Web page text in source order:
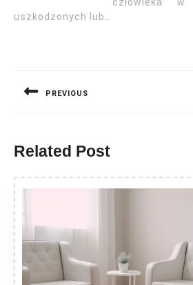
uszkodzonych lub…
PREVIOUS
Related Post